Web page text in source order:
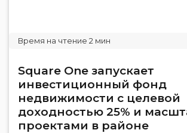
Square One запускает
инвестиционный фонд
недвижимости с целевой
доходностью 25% и
проектами в районе